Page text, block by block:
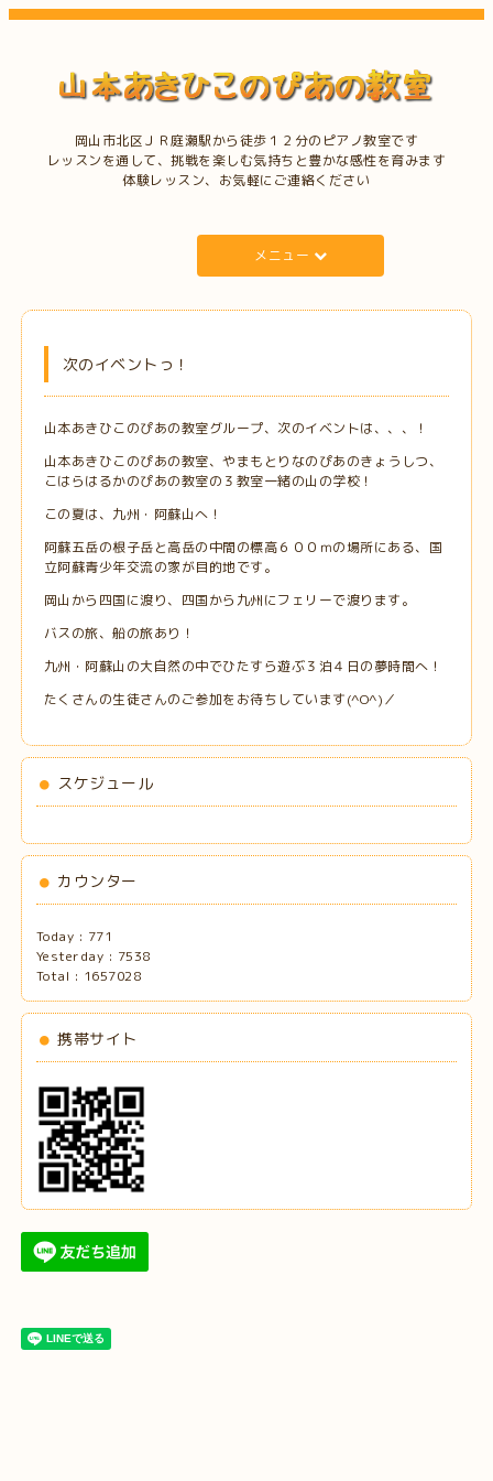
岡山市北区ＪＲ庭瀬駅から徒歩１２分のピアノ教室です
レッスンを通して、挑戦を楽しむ気持ちと豊かな感性を育みます
体験レッスン、お気軽にご連絡ください
メニュー
次のイベントっ！
山本あきひこのぴあの教室グループ、次のイベントは、、、！
山本あきひこのぴあの教室、やまもとりなのぴあのきょうしつ、
こはらはるかのぴあの教室の３教室一緒の山の学校！
この夏は、九州・阿蘇山へ！
阿蘇五岳の根子岳と高岳の中間の標高６００ｍの場所にある、国
立阿蘇青少年交流の家が目的地です。
岡山から四国に渡り、四国から九州にフェリーで渡ります。
バスの旅、船の旅あり！
九州・阿蘇山の大自然の中でひたすら遊ぶ３泊４日の夢時間へ！
たくさんの生徒さんのご参加をお待ちしています(^O^)／
スケジュール
カウンター
Today : 771
Yesterday : 7538
Total : 1657028
携帯サイト